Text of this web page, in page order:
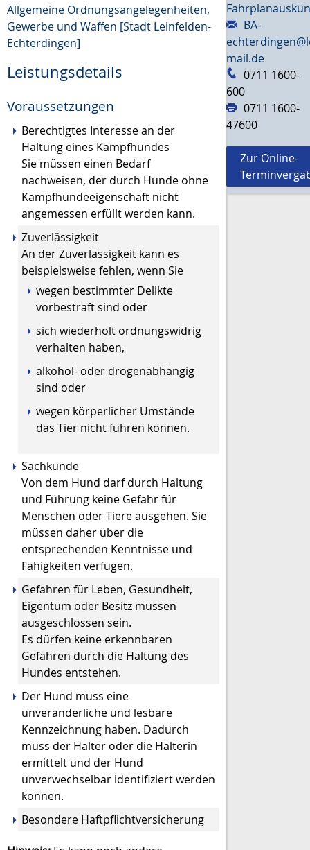
Allgemeine Ordnungsangelegenheiten,
Gewerbe und Waffen [Stadt Leinfelden-
Echterdingen]
Leistungsdetails
Voraussetzungen
Berechtigtes Interesse an der
Haltung eines Kampfhundes
Sie müssen einen Bedarf
nachweisen, der durch Hunde ohne
Kampfhundeeigenschaft nicht
angemessen erfüllt werden kann.
Zuverlässigkeit
An der Zuverlässigkeit kann es
beispielsweise fehlen, wenn Sie
wegen bestimmter Delikte
vorbestraft sind oder
sich wiederholt ordnungswidrig
verhalten haben,
alkohol- oder drogenabhängig
sind oder
wegen körperlicher Umstände
das Tier nicht führen können.
Sachkunde
Von dem Hund darf durch Haltung
und Führung keine Gefahr für
Menschen oder Tiere ausgehen. Sie
müssen daher über die
entsprechenden Kenntnisse und
Fähigkeiten verfügen.
Gefahren für Leben, Gesundheit,
Eigentum oder Besitz müssen
ausgeschlossen sein.
Es dürfen keine erkennbaren
Gefahren durch die Haltung des
Hundes entstehen.
Der Hund muss eine
unveränderliche und lesbare
Kennzeichnung haben. Dadurch
muss der Halter oder die Halterin
ermittelt und der Hund
unverwechselbar identifiziert werden
können.
Besondere Haftpflichtversicherung
BA-
mail.de
0711 1600-
600
0711 1600-
47600
Zur Online-